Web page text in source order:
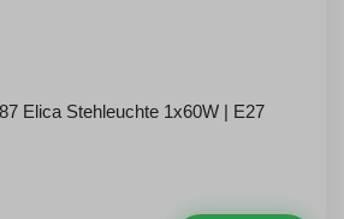
Elica Stehleuchte 1x60W | E27